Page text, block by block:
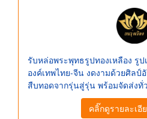
รับหล่อพระพุทธรูปทองเหลือง รู
องค์เทพไทย-จีน งดงามด้วยศิลป์
สืบทอดจากรุ่นสู่รุ่น พร้อมจัดส่งทั่
คลิ๊กดูรายละเอี